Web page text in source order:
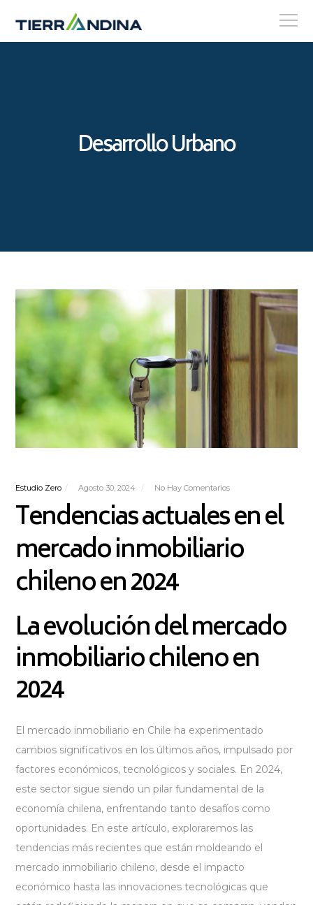
Desarrollo Urbano
Estudio Zero Agosto 30, 2024 No Hay Comentarios
Tendencias actuales en el
mercado inmobiliario
chileno en 2024
La evolución del mercado
inmobiliario chileno en
2024
El mercado inmobiliario en Chile ha experimentado
cambios significativos en los últimos años, impulsado por
factores económicos, tecnológicos y sociales. En 2024,
este sector sigue siendo un pilar fundamental de la
economía chilena, enfrentando tanto desafíos como
oportunidades. En este artículo, exploraremos las
tendencias más recientes que están moldeando el
mercado inmobiliario chileno, desde el impacto
económico hasta las innovaciones tecnológicas que